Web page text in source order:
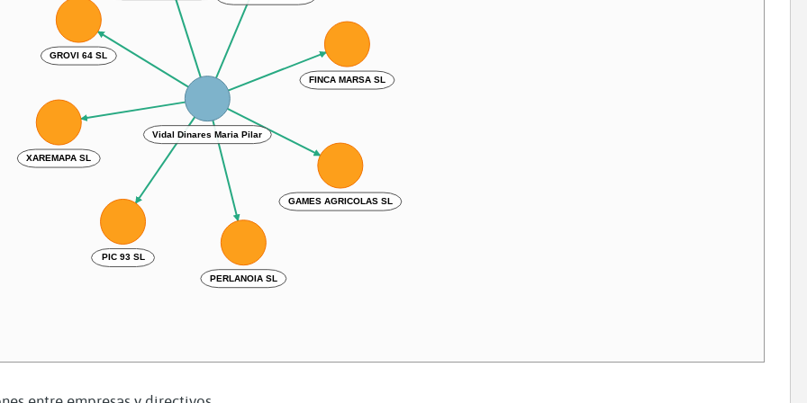
Vidal Dinares Maria Pilar
PERLANOIA SL
XAREMAPA SL
FINCA MARSA SL
PIC 93 SL
GROVI 64 SL
GAMES AGRICOLAS SL